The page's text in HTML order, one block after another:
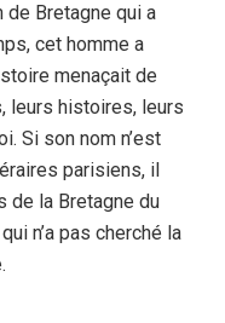
de Bretagne qui a
cet homme a
menaçait de
leurs histoires, leurs
Si son nom n’est
parisiens, il
de la Bretagne du
n’a pas cherché la